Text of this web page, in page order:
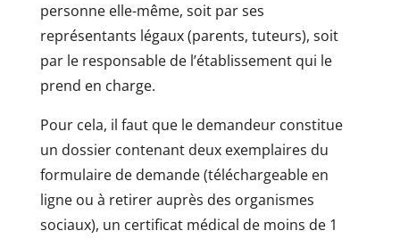
personne elle-même, soit par ses
représentants légaux (parents, tuteurs), soit
par le responsable de l’établissement qui le
prend en charge.
Pour cela, il faut que le demandeur constitue
un dossier contenant deux exemplaires du
formulaire de demande (téléchargeable en
ligne ou à retirer auprès des organismes
sociaux), un certificat médical de moins de 1